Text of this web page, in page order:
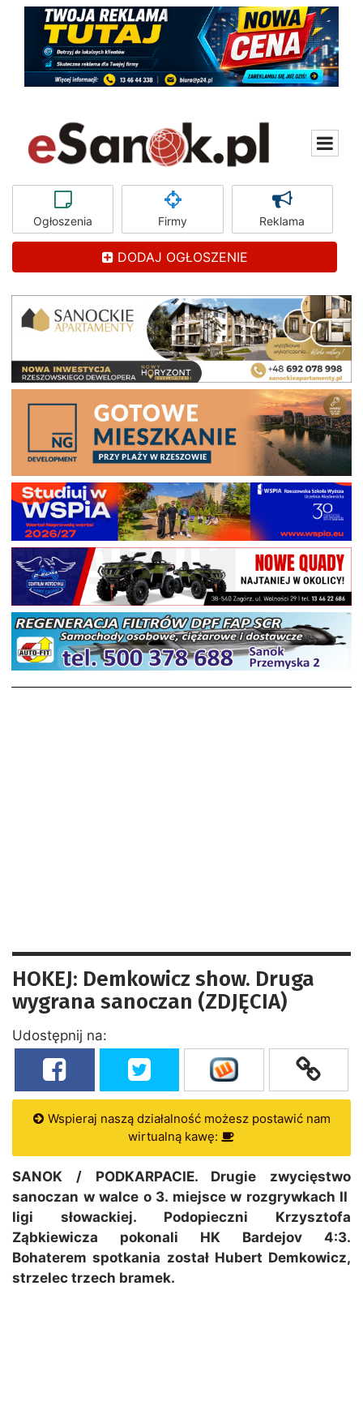
Ogłoszenia Firmy Reklama
DODAJ OGŁOSZENIE
HOKEJ: Demkowicz show. Druga
wygrana sanoczan (ZDJĘCIA)
Udostępnij na:
Wspieraj naszą działalność możesz postawić nam
wirtualną kawę:
SANOK / PODKARPACIE. Drugie zwycięstwo
sanoczan w walce o 3. miejsce w rozgrywkach II
ligi słowackiej. Podopieczni Krzysztofa
Ząbkiewicza pokonali HK Bardejov 4:3.
Bohaterem spotkania został Hubert Demkowicz,
strzelec trzech bramek.